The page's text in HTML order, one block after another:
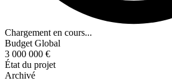
Chargement en cours...
Budget Global
3 000 000 €
État du projet
Archivé